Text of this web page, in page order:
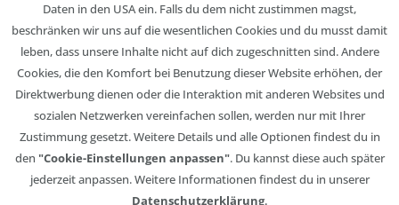
Daten in den USA ein. Falls du dem nicht zustimmen magst,
beschränken wir uns auf die wesentlichen Cookies und du musst damit
leben, dass unsere Inhalte nicht auf dich zugeschnitten sind. Andere
Cookies, die den Komfort bei Benutzung dieser Website erhöhen, der
Direktwerbung dienen oder die Interaktion mit anderen Websites und
sozialen Netzwerken vereinfachen sollen, werden nur mit Ihrer
Zustimmung gesetzt. Weitere Details und alle Optionen findest du in
den "Cookie-Einstellungen anpassen". Du kannst diese auch später
jederzeit anpassen. Weitere Informationen findest du in unserer
Datenschutzerklärung.